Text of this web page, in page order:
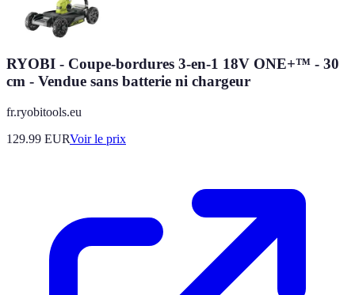
RYOBI - Coupe-bordures 3-en-1 18V ONE+™ - 30
cm - Vendue sans batterie ni chargeur
fr.ryobitools.eu
129.99 EURVoir le prix